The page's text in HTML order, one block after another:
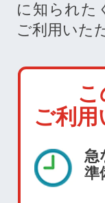
に知られた
ご利用いた
ご利
急
準